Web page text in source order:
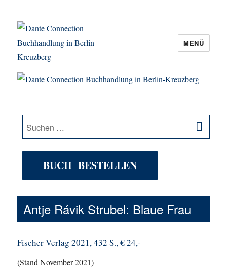
Dante Connection Buchhandlung in
MENÜ
Suche
nach:
BUCH BESTELLEN
Antje Rávik Strubel: Blaue Frau
Fischer Verlag 2021, 432 S., € 24,-
(Stand November 2021)